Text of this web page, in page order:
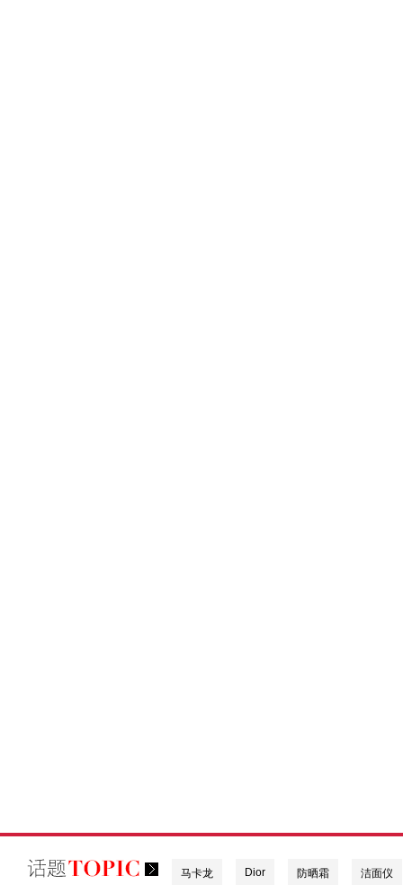
马卡龙 Dior 防晒霜 洁面仪